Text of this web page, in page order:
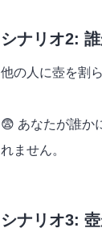
シナリオ2:
他の人に壺を割
😨 あなたが誰か
れません。
シナリオ3: